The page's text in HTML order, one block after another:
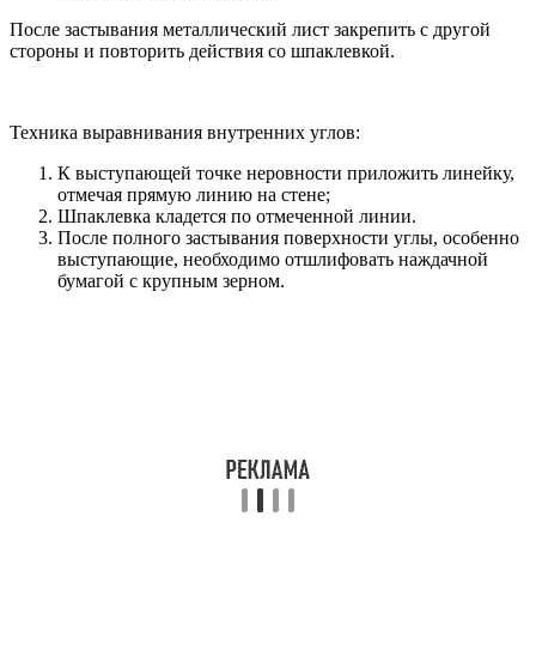
После застывания металлический лист закрепить с другой
стороны и повторить действия со шпаклевкой.
Техника выравнивания внутренних углов:
К выступающей точке неровности приложить линейку,
отмечая прямую линию на стене;
Шпаклевка кладется по отмеченной линии.
После полного застывания поверхности углы, особенно
выступающие, необходимо отшлифовать наждачной
бумагой с крупным зерном.